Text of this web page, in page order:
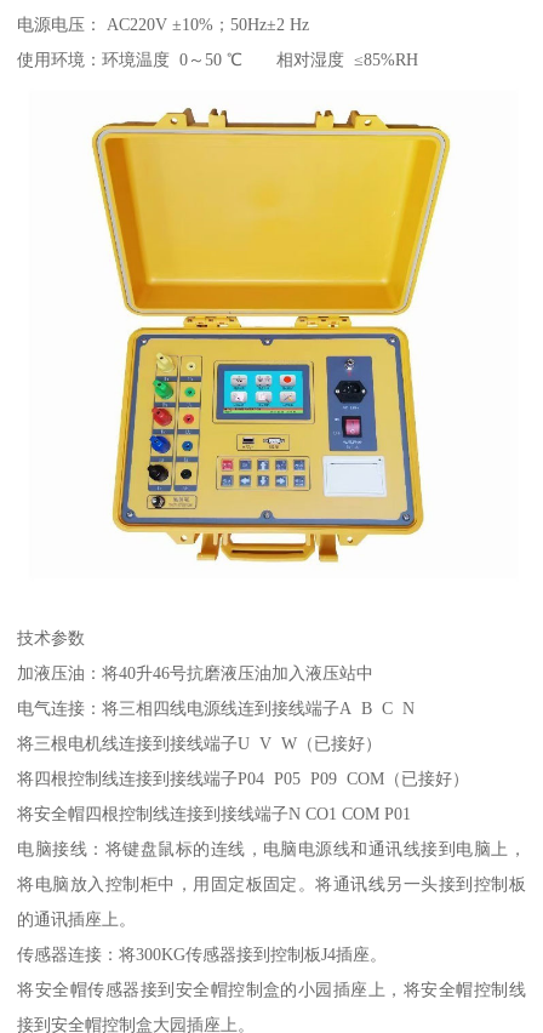
电源电压： AC220V ±10%；50Hz±2 Hz
使用环境：环境温度 0～50 ℃ 相对湿度 ≤85%RH
技术参数
加液压油：将40升46号抗磨液压油加入液压站中
电气连接：将三相四线电源线连到接线端子A B C N
将三根电机线连接到接线端子U V W（已接好）
将四根控制线连接到接线端子P04 P05 P09 COM（已接好）
将安全帽四根控制线连接到接线端子N CO1 COM P01
电脑接线：将键盘鼠标的连线，电脑电源线和通讯线接到电脑上，
将电脑放入控制柜中，用固定板固定。将通讯线另一头接到控制板
的通讯插座上。
传感器连接：将300KG传感器接到控制板J4插座。
将安全帽传感器接到安全帽控制盒的小园插座上，将安全帽控制线
接到安全帽控制盒大园插座上。